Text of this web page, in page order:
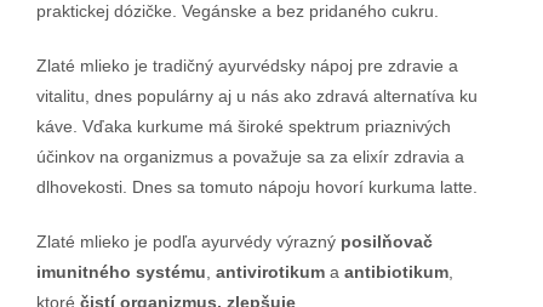
praktickej dózičke. Vegánske a bez pridaného cukru.
Zlaté mlieko je tradičný ayurvédsky nápoj pre zdravie a
vitalitu, dnes populárny aj u nás ako zdravá alternatíva ku
káve. Vďaka kurkume má široké spektrum priaznivých
účinkov na organizmus a považuje sa za elixír zdravia a
dlhovekosti. Dnes sa tomuto nápoju hovorí kurkuma latte.
Zlaté mlieko je podľa ayurvédy výrazný posilňovač
imunitného systému antivirotikum a antibiotikum
ktoré čistí organizmus, zlepšuje